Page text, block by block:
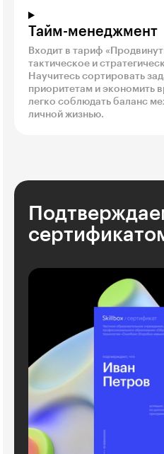
Тайм-менеджмент
Входит в тариф
тактическое и
Научитесь сортировать
приоритетам и экономить
легко соблюдать баланс
личной жизнью.